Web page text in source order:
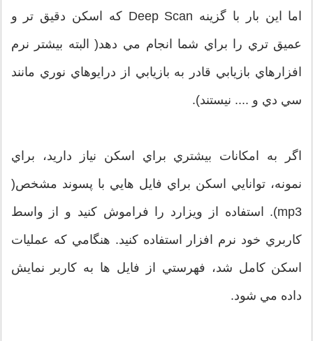
اما اين بار با گزينه Deep Scan که اسکن دقيق تر و
عميق تري را براي شما انجام مي دهد( البته بيشتر نرم
افزارهاي بازيابي قادر به بازيابي از درايوهاي نوري مانند
سي دي و .... نيستند).
اگر به امکانات بيشتري براي اسکن نياز داريد، براي
نمونه، توانايي اسکن براي فايل هايي با پسوند مشخص(
mp3). استفاده از ويزارد را فراموش کنيد و از واسط
کاربري خود نرم افزار استفاده کنيد. هنگامي که عمليات
اسکن کامل شد، فهرستي از فايل ها به کاربر نمايش
داده مي شود.